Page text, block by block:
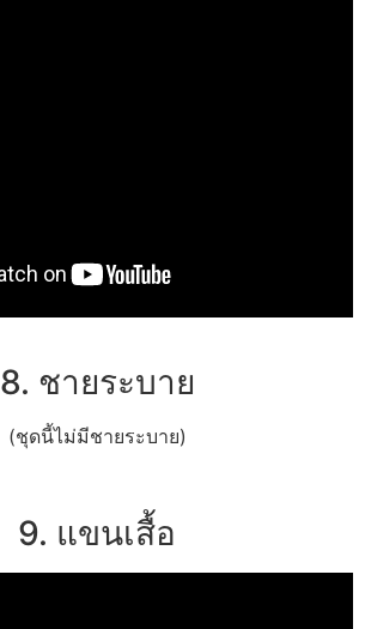
8. ชายระบาย
(ชุดนี้ไม่มีชายระบาย)
9. แขนเสื้อ